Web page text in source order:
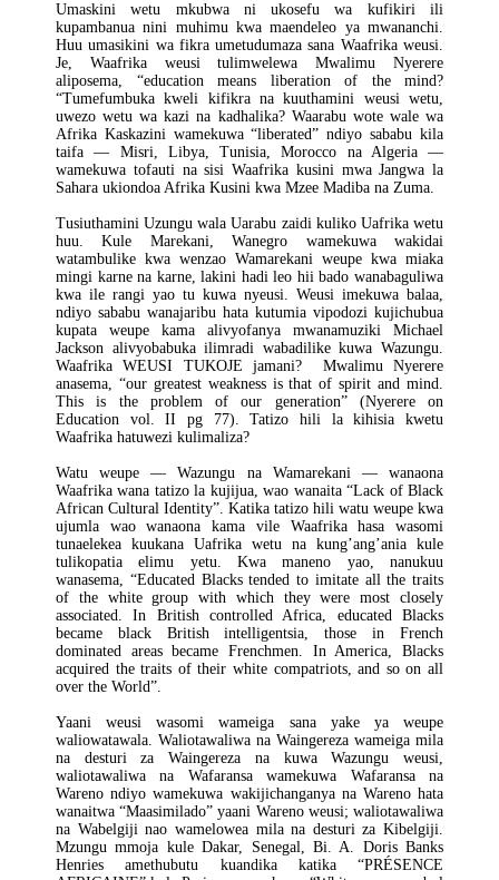
Umaskini wetu mkubwa ni ukosefu wa kufikiri ili
kupambanua nini muhimu kwa maendeleo ya mwananchi.
Huu umasikini wa fikra umetudumaza sana Waafrika weusi.
Je, Waafrika weusi tulimwelewa Mwalimu Nyerere
aliposema, “education means liberation of the mind?
“Tumefumbuka kweli kifikra na kuuthamini weusi wetu,
uwezo wetu wa kazi na kadhalika? Waarabu wote wale wa
Afrika Kaskazini wamekuwa “liberated” ndiyo sababu kila
taifa — Misri, Libya, Tunisia, Morocco na Algeria —
wamekuwa tofauti na sisi Waafrika kusini mwa Jangwa la
Sahara ukiondoa Afrika Kusini kwa Mzee Madiba na Zuma.
Tusiuthamini Uzungu wala Uarabu zaidi kuliko Uafrika wetu
huu. Kule Marekani, Wanegro wamekuwa wakidai
watambulike kwa wenzao Wamarekani weupe kwa miaka
mingi karne na karne, lakini hadi leo hii bado wanabaguliwa
kwa ile rangi yao tu kuwa nyeusi. Weusi imekuwa balaa,
ndiyo sababu wanajaribu hata kutumia vipodozi kujichubua
kupata weupe kama alivyofanya mwanamuziki Michael
Jackson alivyobabuka ilimradi wabadilike kuwa Wazungu.
Waafrika WEUSI TUKOJE jamani? Mwalimu Nyerere
anasema, “our greatest weakness is that of spirit and mind.
This is the problem of our generation” (Nyerere on
Education vol. II pg 77). Tatizo hili la kihisia kwetu
Waafrika hatuwezi kulimaliza?
Watu weupe — Wazungu na Wamarekani — wanaona
Waafrika wana tatizo la kujijua, wao wanaita “Lack of Black
African Cultural Identity”. Katika tatizo hili watu weupe kwa
ujumla wao wanaona kama vile Waafrika hasa wasomi
tunaelekea kuukana Uafrika wetu na kung’ang’ania kule
tulikopatia elimu yetu. Kwa maneno yao, nanukuu
wanasema, “Educated Blacks tended to imitate all the traits
of the white group with which they were most closely
associated. In British controlled Africa, educated Blacks
became black British intelligentsia, those in French
dominated areas became Frenchmen. In America, Blacks
acquired the traits of their white compatriots, and so on all
over the World”.
Yaani weusi wasomi wameiga sana yake ya weupe
waliowatawala. Waliotawaliwa na Waingereza wameiga mila
na desturi za Waingereza na kuwa Wazungu weusi,
waliotawaliwa na Wafaransa wamekuwa Wafaransa na
Wareno ndiyo wamekuwa wakijichanganya na Wareno hata
wanaitwa “Maasimilado” yaani Wareno weusi; waliotawaliwa
na Wabelgiji nao wamelowea mila na desturi za Kibelgiji.
Mzungu mmoja kule Dakar, Senegal, Bi. A. Doris Banks
Henries amethubutu kuandika katika “PRÉSENCE